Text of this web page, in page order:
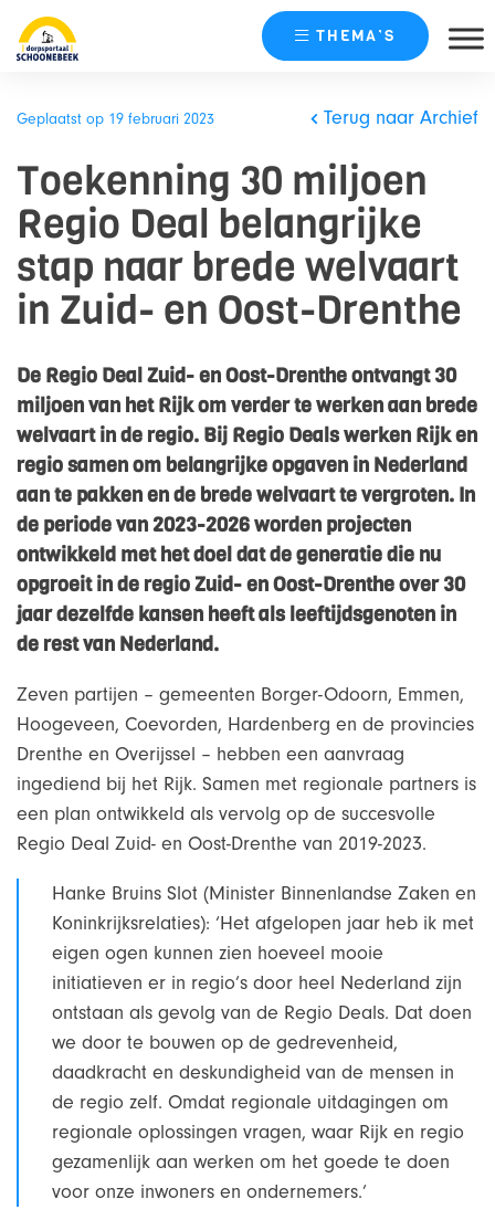
naar
THEMA’S
Geplaatst op 19 februari 2023 Terug naar Archief
Toekenning 30 miljoen
Regio Deal belangrijke
stap naar brede welvaart
in Zuid- en Oost-Drenthe
De Regio Deal Zuid- en Oost-Drenthe ontvangt 30
miljoen van het Rijk om verder te werken aan brede
welvaart in de regio. Bij Regio Deals werken Rijk en
regio samen om belangrijke opgaven in Nederland
aan te pakken en de brede welvaart te vergroten. In
de periode van 2023-2026 worden projecten
ontwikkeld met het doel dat de generatie die nu
opgroeit in de regio Zuid- en Oost-Drenthe over 30
jaar dezelfde kansen heeft als leeftijdsgenoten in
de rest van Nederland.
Zeven partijen – gemeenten Borger-Odoorn, Emmen,
Hoogeveen, Coevorden, Hardenberg en de provincies
Drenthe en Overijssel – hebben een aanvraag
ingediend bij het Rijk. Samen met regionale partners is
een plan ontwikkeld als vervolg op de succesvolle
Regio Deal Zuid- en Oost-Drenthe van 2019-2023.
Hanke Bruins Slot (Minister Binnenlandse Zaken en
Koninkrijksrelaties): ‘Het afgelopen jaar heb ik met
eigen ogen kunnen zien hoeveel mooie
initiatieven er in regio’s door heel Nederland zijn
ontstaan als gevolg van de Regio Deals. Dat doen
we door te bouwen op de gedrevenheid,
daadkracht en deskundigheid van de mensen in
de regio zelf. Omdat regionale uitdagingen om
regionale oplossingen vragen, waar Rijk en regio
gezamenlijk aan werken om het goede te doen
voor onze inwoners en ondernemers.’